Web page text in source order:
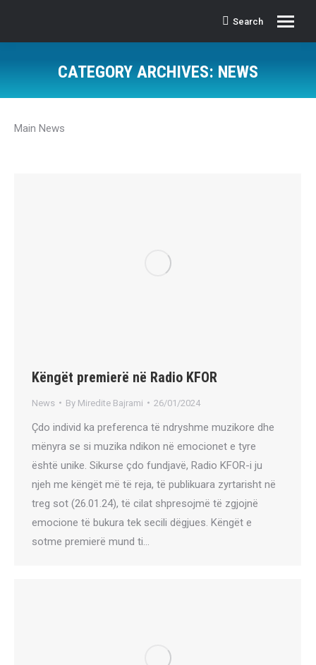
Search:
Search
CATEGORY ARCHIVES: NEWS
Main News
Këngët premierë në Radio KFOR
News By Miredite Bajrami 26/01/2024
Çdo individ ka preferenca të ndryshme muzikore dhe
mënyra se si muzika ndikon në emocionet e tyre
është unike. Sikurse çdo fundjavë, Radio KFOR-i ju
njeh me këngët më të reja, të publikuara zyrtarisht në
treg sot (26.01.24), të cilat shpresojmë të zgjojnë
emocione të bukura tek secili dëgjues. Këngët e
sotme premierë mund ti…